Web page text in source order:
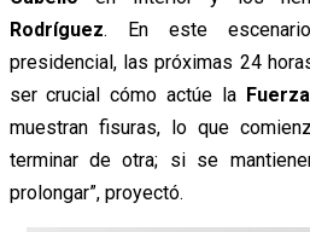
Rodríguez. En este
presidencial, las próximas 24
ser crucial cómo actúe la
muestran fisuras, lo que
terminar de otra; si se
prolongar”, proyectó.